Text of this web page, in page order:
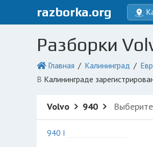
razborka.org
Разборки
Главная Калининград
в Калининграде
Volvo 940
940 I